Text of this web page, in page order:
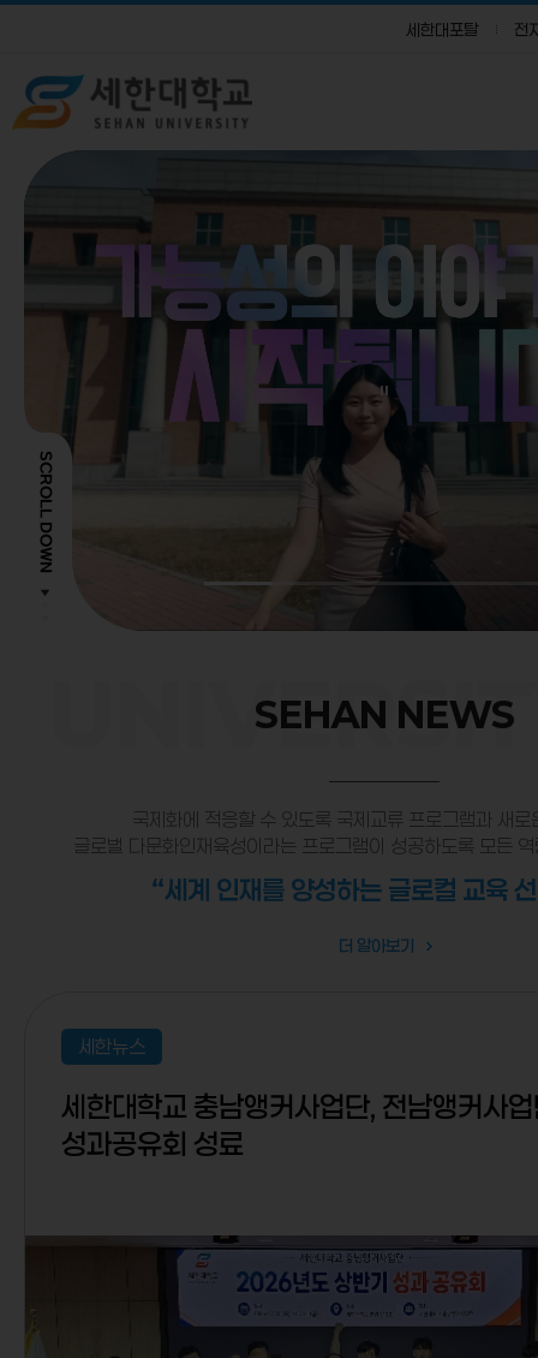
세한대포탈 전
SCROLL DOWN
SEHAN NEWS
국제화에 적응할 수 있도록 국제교류 프로그램과 새로
글로벌 다문화인재육성이라는 프로그램이 성공하도록 모든
“세계 인재를 양성하는 글로컬 교육
세한뉴스
세한대학교 충남앵커사업단, 전남앵커사
성과공유회 성료
더 알아보기